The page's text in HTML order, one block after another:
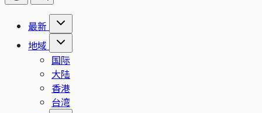
最新
地域
国际
大陆
香港
台湾